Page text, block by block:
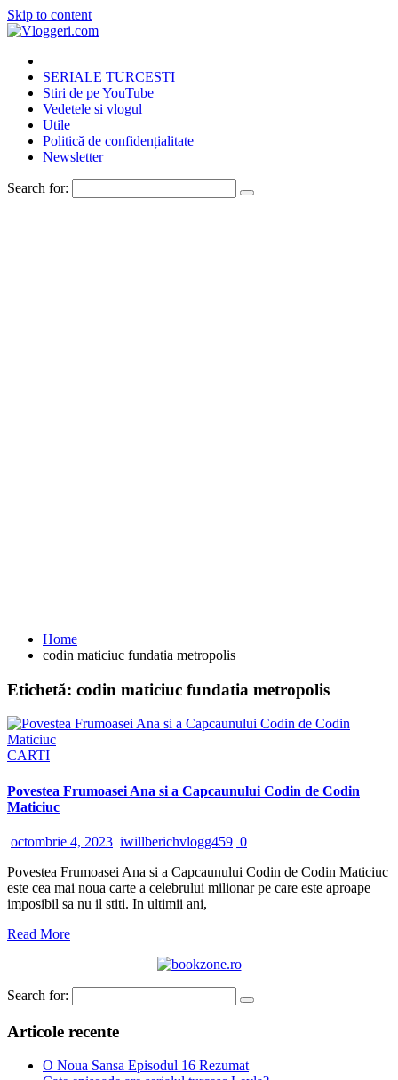
Skip to content
SERIALE TURCESTI
Stiri de pe YouTube
Vedetele si vlogul
Utile
Politică de confidențialitate
Newsletter
Search for:
Home
codin maticiuc fundatia metropolis
Etichetă: codin maticiuc fundatia metropolis
CARTI
Povestea Frumoasei Ana si a Capcaunului Codin de Codin
Maticiuc
octombrie 4, 2023 iwillberichvlogg459 0
Povestea Frumoasei Ana si a Capcaunului Codin de Codin Maticiuc
este cea mai noua carte a celebrului milionar pe care este aproape
imposibil sa nu il stiti. In ultimii ani,
Read More
Search for:
Articole recente
O Noua Sansa Episodul 16 Rezumat